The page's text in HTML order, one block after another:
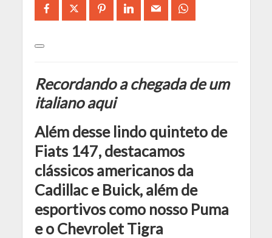
Recordando a chegada de um
italiano aqui
Além desse lindo quinteto de
Fiats 147, destacamos
clássicos americanos da
Cadillac e Buick, além de
esportivos como nosso Puma
e o Chevrolet Tigra